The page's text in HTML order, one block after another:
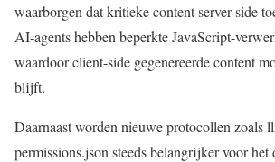
waarborgen dat kritieke content server-side
AI-agents hebben beperkte JavaScript-
waardoor client-side gegenereerde content
blijft.
Daarnaast worden nieuwe protocollen zoals
permissions.json steeds belangrijker voor